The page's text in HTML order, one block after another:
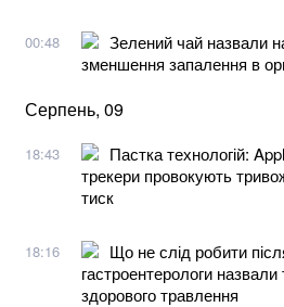
00:48
Зелений чай назвали
зменшення запалення в
Серпень, 09
18:43
Пастка технологій:
трекери провокують
тиск
18:16
Що не слід робити
гастроентерологи
здорового травлення